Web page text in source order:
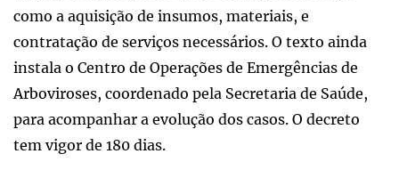
como a aquisição de insumos, materiais, e
contratação de serviços necessários. O texto ainda
instala o Centro de Operações de Emergências de
Arboviroses, coordenado pela Secretaria de Saúde,
para acompanhar a evolução dos casos. O decreto
tem vigor de 180 dias.